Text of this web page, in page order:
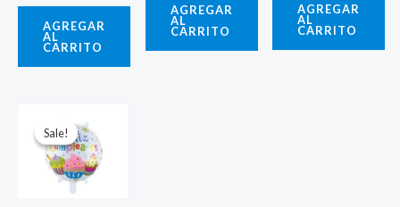
AGREGAR
AL
CARRITO
AGREGAR
AL
CARRITO
AGREGAR
AL
CARRITO
Sale!
Sale!precio
original
era:
$ 4.000.